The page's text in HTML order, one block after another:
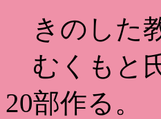
きのした
むくもと
20部作る。